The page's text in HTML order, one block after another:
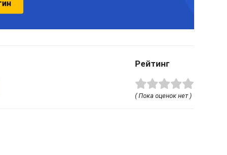
Рейтинг
( Пока оценок нет )